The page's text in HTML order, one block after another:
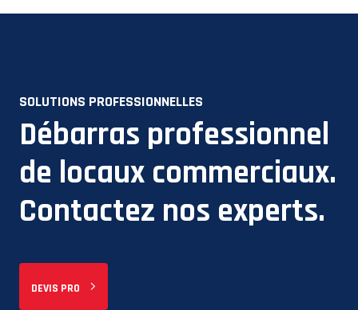
SOLUTIONS PROFESSIONNELLES
Débarras professionnel
de locaux commerciaux.
Contactez nos experts.
DEVIS PRO